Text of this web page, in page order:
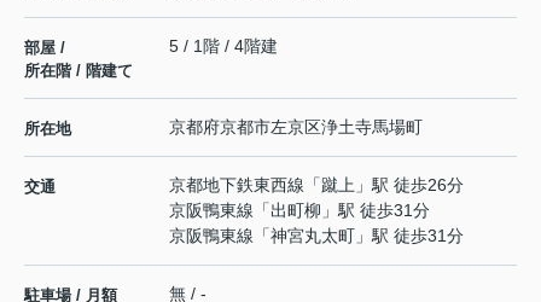
部屋 /
所在階 / 階建て
5 / 1階 / 4階建
所在地 京都府京都市左京区浄土寺馬場町
交通 京都地下鉄東西線 「蹴上 」駅 徒歩26分
京阪鴨東線 「出町柳 」駅 徒歩31分
京阪鴨東線 「神宮丸太町 」駅 徒歩31分
駐車場 / 月額 無 / -